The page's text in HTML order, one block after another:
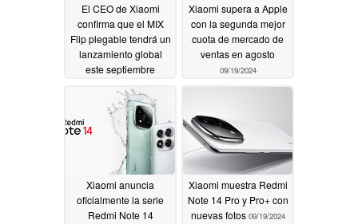
El CEO de Xiaomi
confirma que el MIX
Flip plegable tendrá un
lanzamiento global
este septiembre
Xiaomi supera a Apple
con la segunda mejor
cuota de mercado de
ventas en agosto
09/19/2024
Xiaomi anuncia
oficialmente la serie
Redmi Note 14
Xiaomi muestra Redmi
Note 14 Pro y Pro+ con
nuevas fotos 09/19/2024